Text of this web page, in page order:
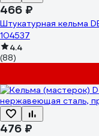
466 ₽
Штукатурная кельма
104537
4.4
(88)
476 ₽